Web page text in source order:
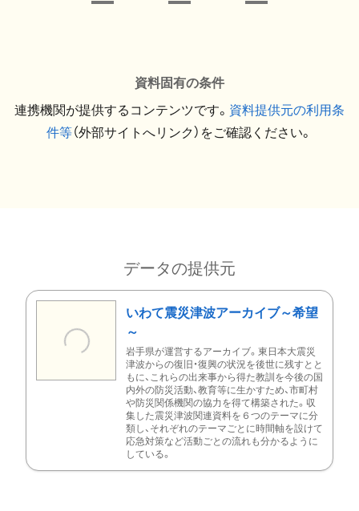
資料固有の条件
連携機関が提供するコンテンツです。 資料提供元の利用条
件等（外部サイトへリンク）をご確認ください。
データの提供元
いわて震災津波アーカイブ～希望
～
岩手県が運営するアーカイブ。東日本大震災
津波からの復旧・復興の状況を後世に残すとと
もに、これらの出来事から得た教訓を今後の国
内外の防災活動、教育等に生かすため、市町村
や防災関係機関の協力を得て構築された。収
集した震災津波関連資料を６つのテーマに分
類し、それぞれのテーマごとに時間軸を設けて
応急対策など活動ごとの流れも分かるように
している。